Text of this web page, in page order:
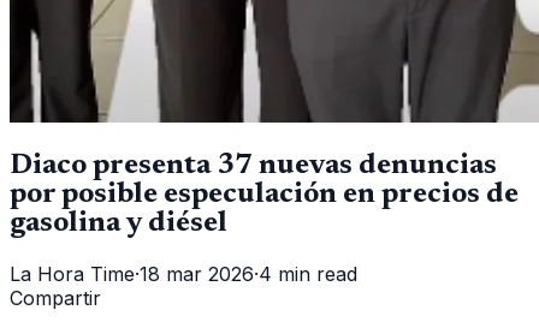
Diaco presenta 37 nuevas denuncias
por posible especulación en precios de
gasolina y diésel
La Hora Time·18 mar 2026·4 min read
Compartir